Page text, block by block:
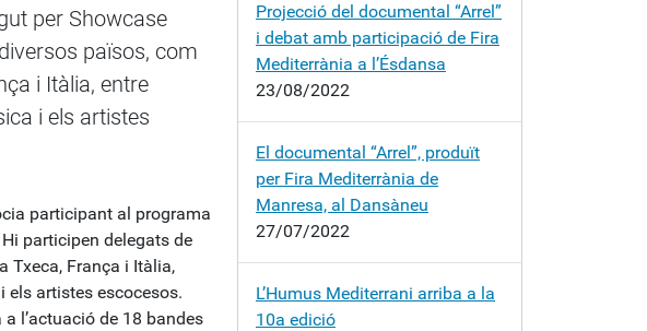
per Showcase
països, com
i Itàlia, entre
i els artistes
participant al programa
Hi participen delegats de
Txeca, França i Itàlia,
els artistes escocesos.
l’actuació de 18 bandes
Projecció del documental “Arrel”
i debat amb participació de Fira
Mediterrània a l’Ésdansa
23/08/2022
El documental “Arrel”, produït
per Fira Mediterrània de
Manresa, al Dansàneu
27/07/2022
L’Humus Mediterrani arriba a la
10a edició